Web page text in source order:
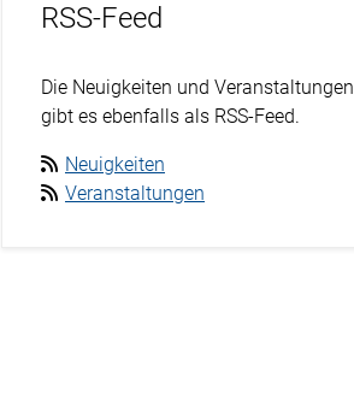
RSS-Feed
Die Neuigkeiten und Veranstaltungen
gibt es ebenfalls als RSS-Feed.
Neuigkeiten
Veranstaltungen